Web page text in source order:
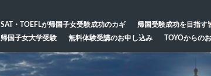
SAT・TOEFLが帰国子女受験成功のカギ 帰国受験成功を目指す
帰国子女大学受験
無料体験受講のお申し込み TOYOからの